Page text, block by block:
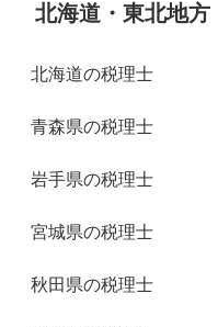
北海道・東北地方
北海道の税理士
青森県の税理士
岩手県の税理士
宮城県の税理士
秋田県の税理士